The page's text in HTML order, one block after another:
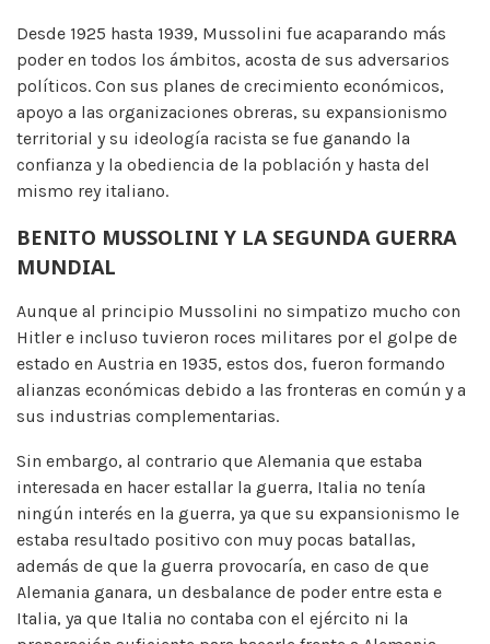
Desde 1925 hasta 1939, Mussolini fue acaparando más
poder en todos los ámbitos, acosta de sus adversarios
políticos. Con sus planes de crecimiento económicos,
apoyo a las organizaciones obreras, su expansionismo
territorial y su ideología racista se fue ganando la
confianza y la obediencia de la población y hasta del
mismo rey italiano.
BENITO MUSSOLINI Y LA SEGUNDA GUERRA
MUNDIAL
Aunque al principio Mussolini no simpatizo mucho con
Hitler e incluso tuvieron roces militares por el golpe de
estado en Austria en 1935, estos dos, fueron formando
alianzas económicas debido a las fronteras en común y a
sus industrias complementarias.
Sin embargo, al contrario que Alemania que estaba
interesada en hacer estallar la guerra, Italia no tenía
ningún interés en la guerra, ya que su expansionismo le
estaba resultado positivo con muy pocas batallas,
además de que la guerra provocaría, en caso de que
Alemania ganara, un desbalance de poder entre esta e
Italia, ya que Italia no contaba con el ejército ni la